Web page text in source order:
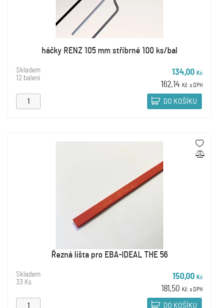
háčky RENZ 105 mm stříbrné 100 ks/bal
Skladem
12 balení
134,00 Kč
162,14 Kč s DPH
DO KOŠÍKU
Řezná lišta pro EBA-IDEAL THE 56
Skladem
33 Ks
150,00 Kč
181,50 Kč s DPH
DO KOŠÍKU